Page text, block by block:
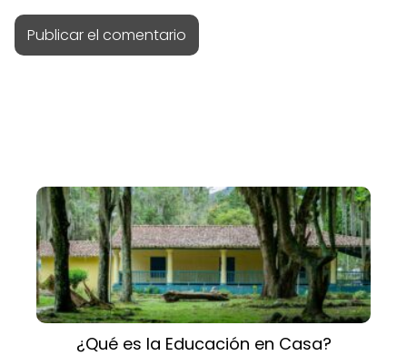
¿Qué es la Educación en Casa?